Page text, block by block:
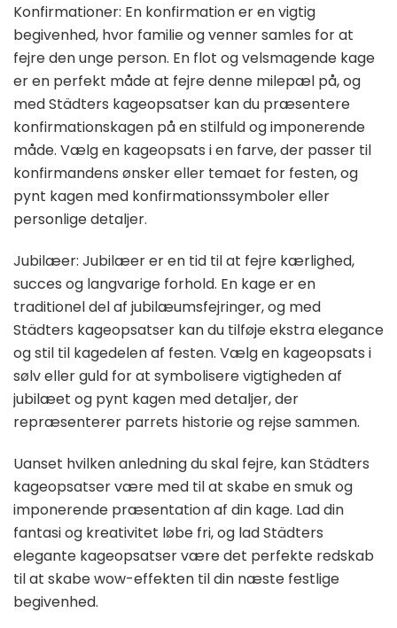
Konfirmationer: En konfirmation er en vigtig
begivenhed, hvor familie og venner samles for at
fejre den unge person. En flot og velsmagende kage
er en perfekt måde at fejre denne milepæl på, og
med Städters kageopsatser kan du præsentere
konfirmationskagen på en stilfuld og imponerende
måde. Vælg en kageopsats i en farve, der passer til
konfirmandens ønsker eller temaet for festen, og
pynt kagen med konfirmationssymboler eller
personlige detaljer.
Jubilæer: Jubilæer er en tid til at fejre kærlighed,
succes og langvarige forhold. En kage er en
traditionel del af jubilæumsfejringer, og med
Städters kageopsatser kan du tilføje ekstra elegance
og stil til kagedelen af festen. Vælg en kageopsats i
sølv eller guld for at symbolisere vigtigheden af
jubilæet og pynt kagen med detaljer, der
repræsenterer parrets historie og rejse sammen.
Uanset hvilken anledning du skal fejre, kan Städters
kageopsatser være med til at skabe en smuk og
imponerende præsentation af din kage. Lad din
fantasi og kreativitet løbe fri, og lad Städters
elegante kageopsatser være det perfekte redskab
til at skabe wow-effekten til din næste festlige
begivenhed.